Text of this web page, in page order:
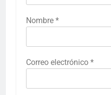
Nombre *
Correo electrónico *